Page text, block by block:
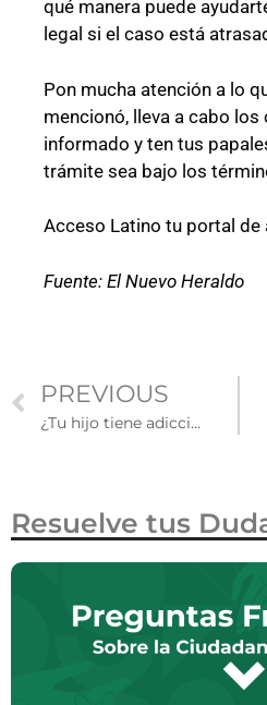
qué manera puede
legal si el caso está
Pon mucha atención a lo
mencionó, lleva a cabo
informado y ten tus
trámite sea bajo los
Acceso Latino tu portal de
Fuente: El Nuevo Heraldo
PREVIOUS
¿Tu hijo tiene adicción a los videojuegos?
Resuelve tus